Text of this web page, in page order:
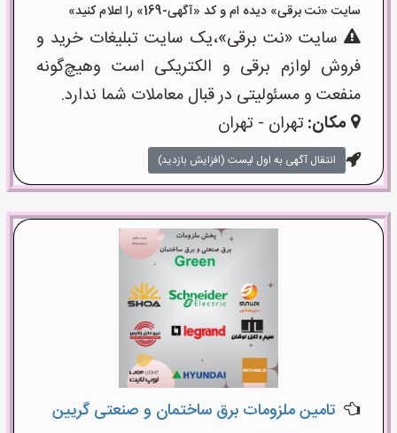
سایت «نت برقی» دیده ام و کد «آگهی-169» را اعلام کنید»
سایت «نت برقی»،یک سایت تبلیغات خرید و
فروش لوازم برقی و الکتریکی است وهیچ‌گونه
منفعت و مسئولیتی در قبال معاملات شما ندارد.
مکان:تهران - تهران
انتقال آگهی به اول لیست (افزایش بازدید)
تامین ملزومات برق ساختمان و صنعتی گریین